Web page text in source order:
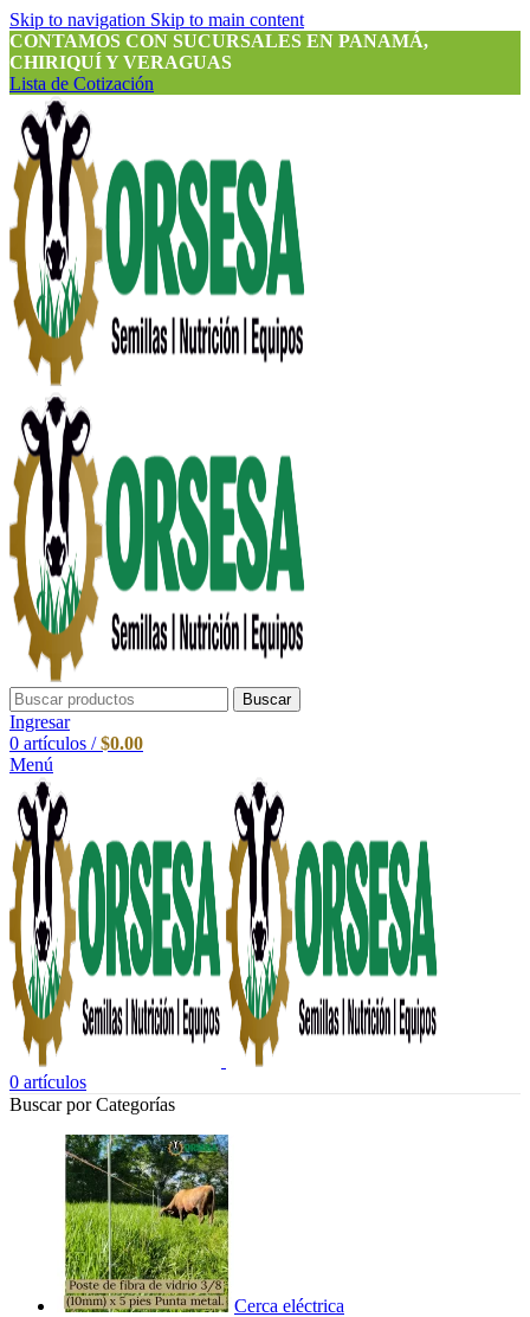
Skip to navigation Skip to main content
CONTAMOS CON SUCURSALES EN PANAMÁ,
CHIRIQUÍ Y VERAGUAS
Lista de Cotización
Buscar
Ingresar
0 artículos / $0.00
Menú
0 artículos
Buscar por Categorías
Cerca eléctrica